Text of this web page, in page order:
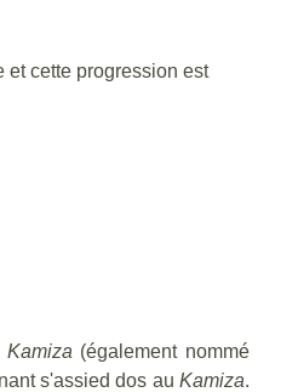
et cette progression est
Kamiza (également nommé
s'assied dos au Kamiza.